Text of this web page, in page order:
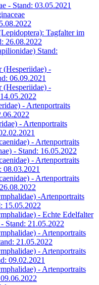
- Stand: 03.05.2021
Tagfalter im
26.08.2022
Stand:
-
06.09.2021
-
- Artenportraits
- Artenportraits
- Artenportraits
- Stand: 16.05.2022
- Artenportraits
08.03.2021
- Artenportraits
-Artenportraits
15.05.2022
- Echte Edelfalter
Stand: 21.05.2022
- Artenportraits
21.05.2022
- Artenportraits
09.02.2021
- Artenportraits